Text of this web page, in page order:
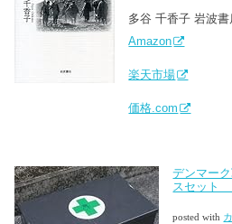
多谷 千香子 岩波書
Amazon
楽天市場
価格.com
デンマー
スセット
posted with